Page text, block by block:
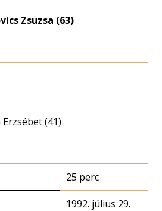
Zsuzsa (63)
(41)
25 perc
1992. július 29.